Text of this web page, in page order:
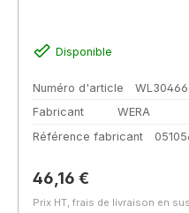
Disponible
Numéro d'article
WL30466
Fabricant
WERA
Référence fabricant
Prix régulier :
46,16 €
Prix HT, frais de livraison en sus